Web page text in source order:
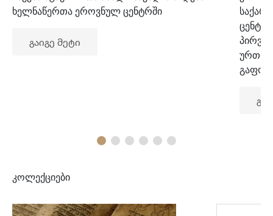
ხელნაწერთა ეროვნულ ცენტრში
გაიგე მეტი
კოლექციები